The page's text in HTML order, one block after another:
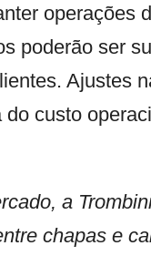
operações
poderão ser
Ajustes
custo
a
chapas e